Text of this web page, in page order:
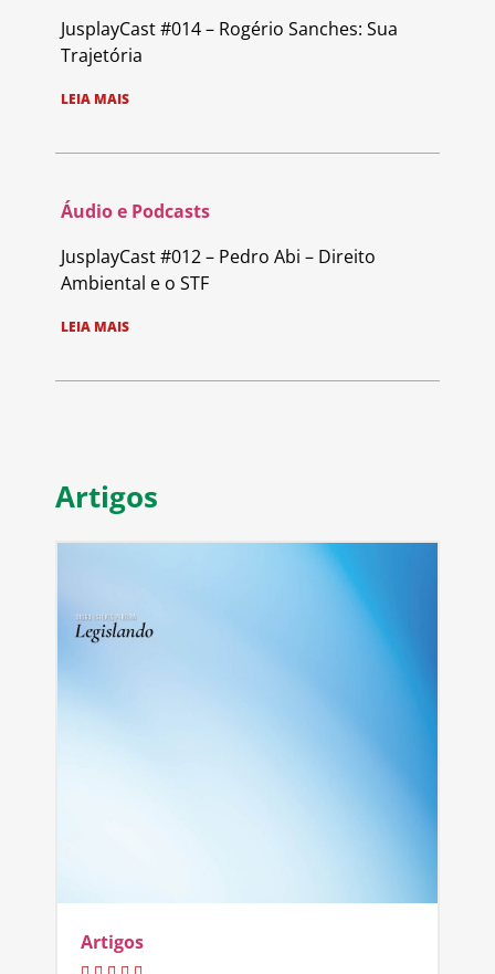
JusplayCast #014 – Rogério Sanches: Sua
Trajetória
LEIA MAIS
Áudio e Podcasts
JusplayCast #012 – Pedro Abi – Direito
Ambiental e o STF
LEIA MAIS
Artigos
Artigos